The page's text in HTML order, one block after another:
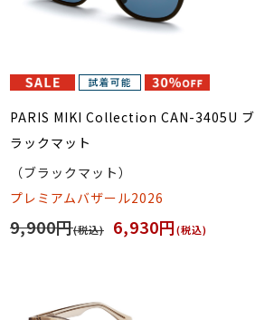
PARIS MIKI Collection CAN-3405U ブ
ラックマット
（ブラックマット）
プレミアムバザール2026
9,900円(税込) 6,930円(税込)